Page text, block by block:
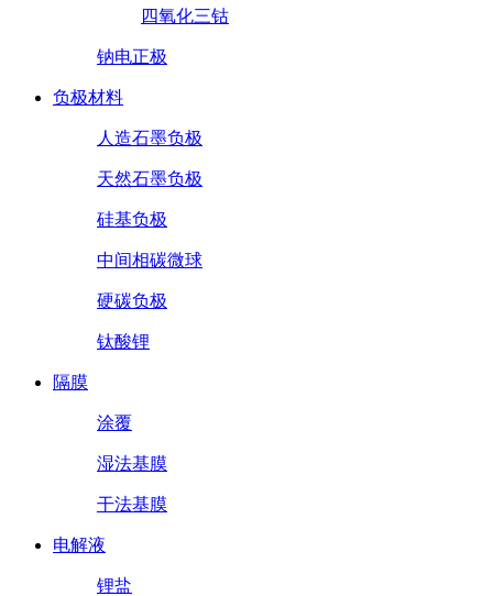
四氧化三钴
钠电正极
负极材料
人造石墨负极
天然石墨负极
硅基负极
中间相碳微球
硬碳负极
钛酸锂
隔膜
涂覆
湿法基膜
干法基膜
电解液
锂盐